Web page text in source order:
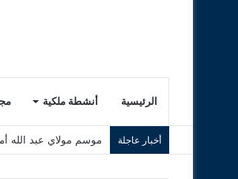
الرئيسية أنشطة ملكية
أخبار عاجلة موسم مولاي عبد الله أمغار 2026 .. حين تلتقي الروحانية بوهج التبوريدة وسحر